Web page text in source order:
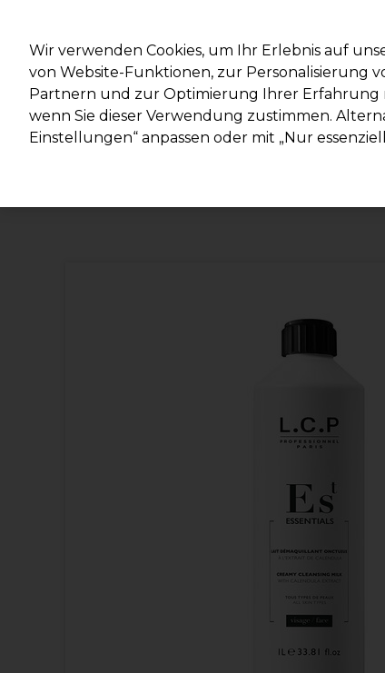
Marken
Deals Haare Elektrogeräte
Lieferung und Lieferzeiten
Wir verwenden Cookies, um Ihr Erlebnis auf
von Website-Funktionen, zur Personalisierung
Partnern und zur Optimierung Ihrer Erfahrung
wenn Sie dieser Verwendung zustimmen.
Einstellungen“ anpassen oder mit „Nur